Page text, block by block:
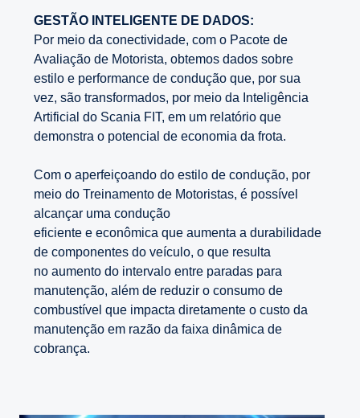
GESTÃO INTELIGENTE DE DADOS:
Por meio da conectividade, com o Pacote de
Avaliação de Motorista, obtemos dados sobre
estilo e performance de condução que, por sua
vez, são transformados, por meio da Inteligência
Artificial do Scania FIT, em um relatório que
demonstra o potencial de economia da frota.​
Com o aperfeiçoando do estilo de condução, por
meio do Treinamento de Motoristas, é possível
alcançar uma condução
eficiente e econômica que aumenta a durabilidade
de componentes do veículo, o que resulta
no aumento do intervalo entre paradas para
manutenção, além de reduzir o consumo de
combustível que impacta diretamente o custo da
manutenção em razão da faixa dinâmica de
cobrança.​